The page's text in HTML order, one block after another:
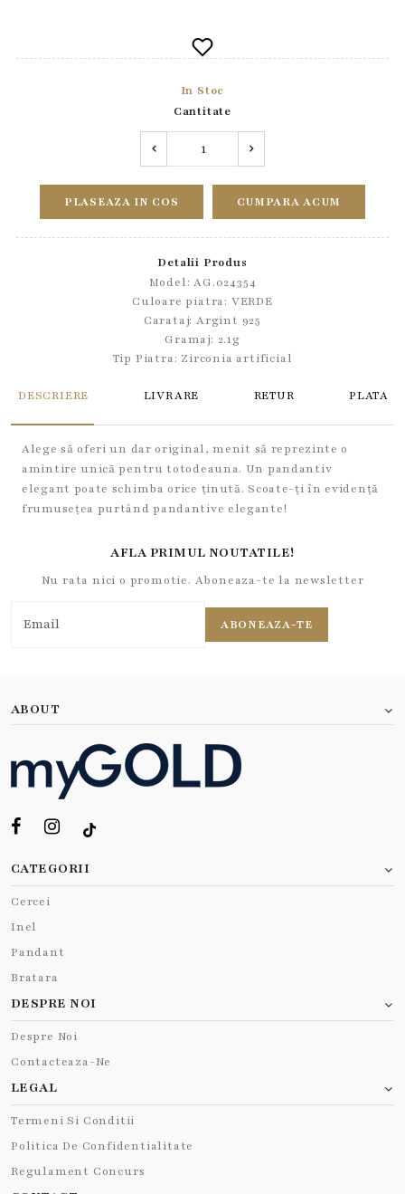
In Stoc
Cantitate
PLASEAZA IN COS CUMPARA ACUM
Detalii Produs
Model: AG.024354
Culoare piatra: VERDE
Carataj: Argint 925
Gramaj: 2.1g
Tip Piatra: Zirconia artificial
DESCRIERE LIVRARE RETUR PLATA
Alege să oferi un dar original, menit să reprezinte o
amintire unică pentru totodeauna. Un pandantiv
elegant poate schimba orice ținută. Scoate-ți în evidență
frumusețea purtând pandantive elegante!
AFLA PRIMUL NOUTATILE!
Nu rata nici o promotie. Aboneaza-te la newsletter
ABONEAZA-TE
ABOUT
CATEGORII
Cercei
Inel
Pandant
Bratara
DESPRE NOI
Despre Noi
Contacteaza-Ne
LEGAL
Termeni Si Conditii
Politica De Confidentialitate
Regulament Concurs